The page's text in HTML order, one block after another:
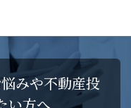
みや不動産投